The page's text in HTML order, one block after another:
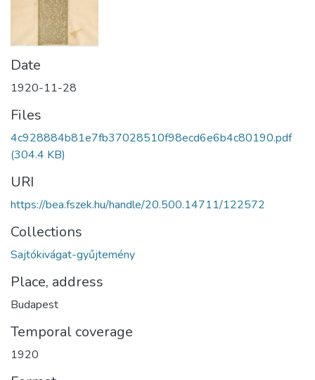
Date
1920-11-28
Files
4c928884b81e7fb37028510f98ecd6e6b4c80190.pdf
(304.4 KB)
URI
https://bea.fszek.hu/handle/20.500.14711/122572
Collections
Sajtókivágat-gyűjtemény
Place, address
Budapest
Temporal coverage
1920